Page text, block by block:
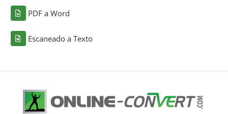
PDF a Word
Escaneado a Texto